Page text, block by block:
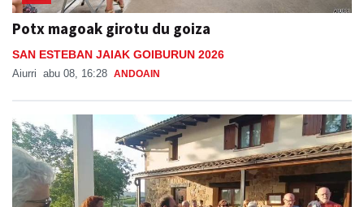
Potx magoak girotu du goiza
SAN ESTEBAN JAIAK GOIBURUN 2026
Aiurri abu 08, 16:28 ANDOAIN